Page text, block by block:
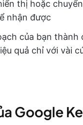
thị hoặc
nhận được
của bạn thành
quả chỉ với vài
Google